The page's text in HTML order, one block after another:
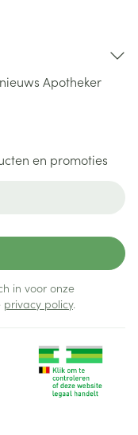
Apotheker
en promoties
in voor onze
privacy policy.